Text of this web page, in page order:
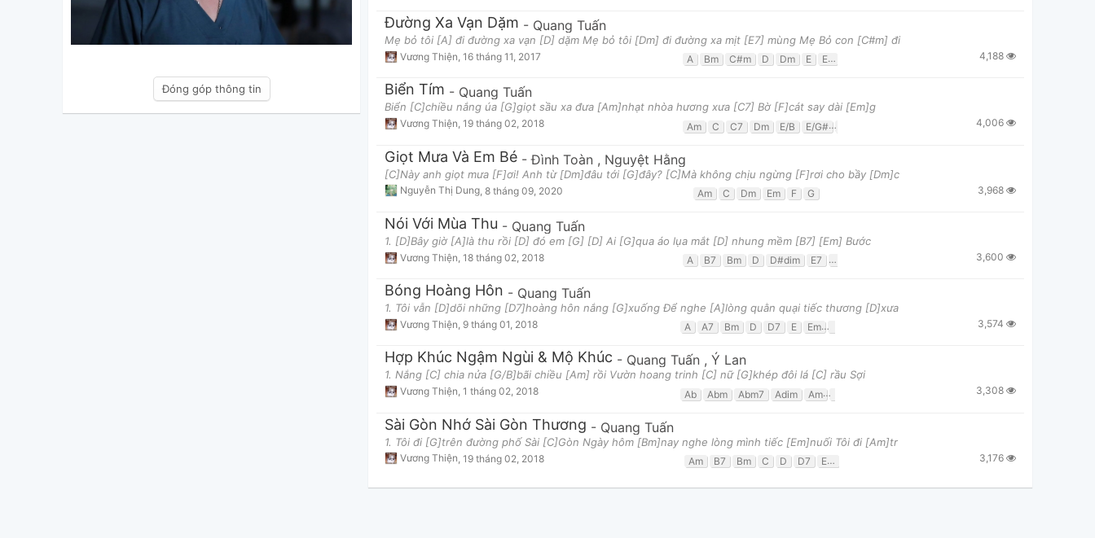
Đóng góp thông tin
Đường Xa Vạn Dặm - Quang Tuấn
Mẹ bỏ tôi [A] đi đường xa vạn [D] dặm Mẹ bỏ tôi [Dm] đi đường xa mịt [E7] mùng Mẹ Bỏ con [C#m] đi
Vương Thiện 16 tháng 11, 2017 A Bm C#m D Dm E E7 4,188
Biển Tím - Quang Tuấn
Biển [C]chiều nắng úa [G]giọt sầu xa đưa [Am]nhạt nhòa hương xưa [C7] Bờ [F]cát say dài [Em]g
Vương Thiện, 19 tháng 02, 2018 Am C C7 Dm E/B E/G# 4,006
Giọt Mưa Và Em Bé -Đình Toàn , Nguyệt Hằng
[C]Này anh giọt mưa [F]ơi! Anh từ [Dm]đâu tới [G]đây? [C]Mà không chịu ngừng [F]rơi cho bầy [Dm]c
Nguyễn Thị Dung 8 tháng 09, 2020 Am C Dm Em F G 3,968
Nói Với Mùa Thu - Quang Tuấn
1. [D]Bây giờ [A]là thu rồi [D] đó em [G] [D] Ai [G]qua áo lụa mắt [D] nhung mềm [B7] [Em] Bước
Vương Thiện 18 tháng 02, 2018 A B7 Bm D D#dim E7 Em 3,600
Bóng Hoàng Hôn - Quang Tuấn
1. Tôi vẫn [D]dõi những [D7]hoàng hôn nắng [G]xuống Để nghe [A]lòng quằn quại tiếc thương [D]xưa
Vương Thiện 9 tháng 01, 2018 A A7 Bm D D7 E Em 3,574
Hợp Khúc Ngậm Ngùi & Mộ Khúc - Quang Tuấn , Ý Lan
1. Nắng [C] chia nửa [G/B]bãi chiều [Am] rồi Vườn hoang trinh [C] nữ [G]khép đôi lá [C] rầu Sợi
Vương Thiện, 1 tháng 02, 2018 Ab Abm Abm7 Adim Am C7 Cm
3,308
Sài Gòn Nhớ Sài Gòn Thương - Quang Tuấn
1. Tôi đi [G]trên đường phố Sài [C]Gòn Ngày hôm [Bm]nay nghe lòng mình tiếc [Em]nuối Tôi đi [Am]tr
Vương Thiện 19 tháng 02, 2018 Am B7 Bm C D D7 Em 3,176